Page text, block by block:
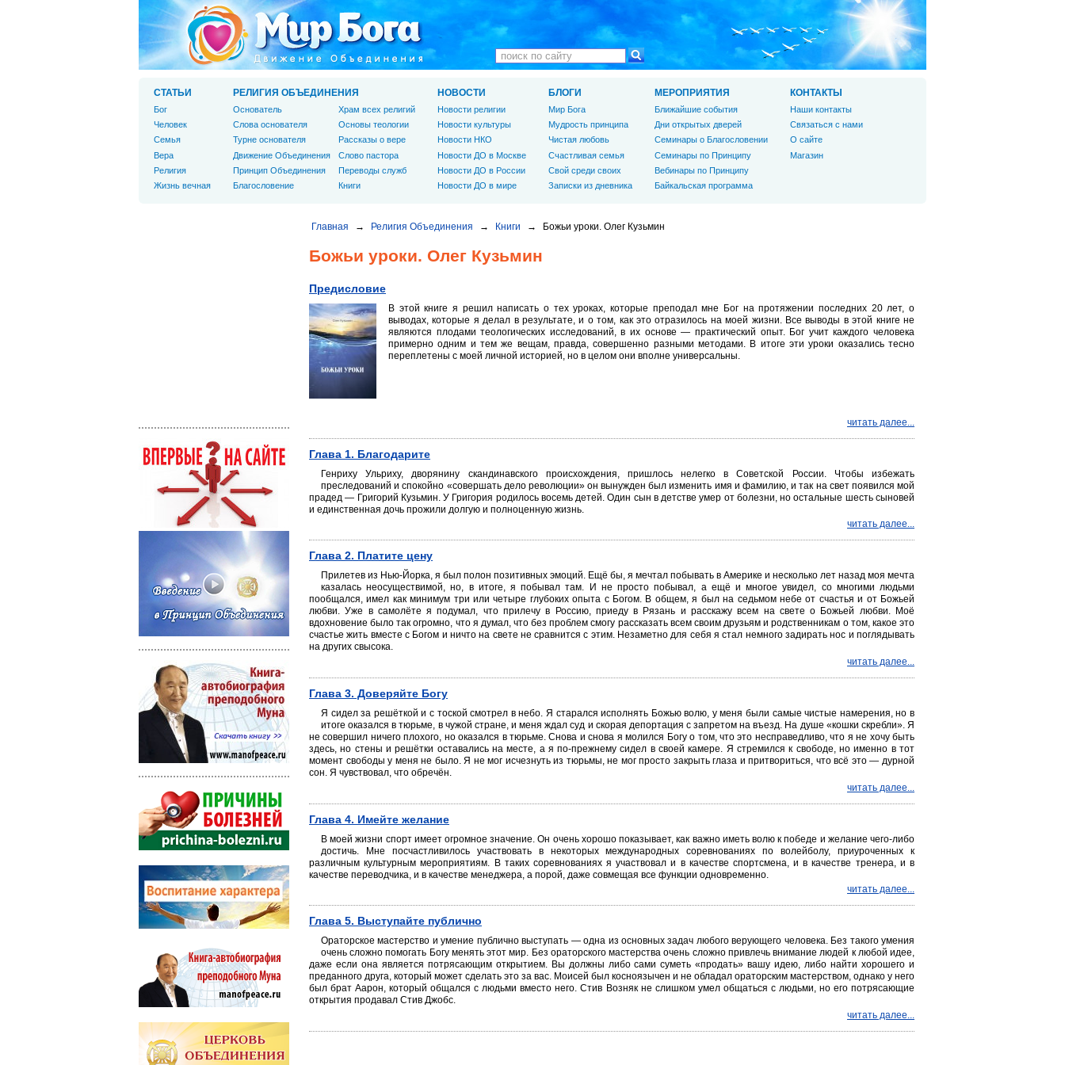
Главная → Религия Объединения → Книги → Божьи уроки. Олег Кузьмин
Божьи уроки. Олег Кузьмин
Предисловие
В этой книге я решил написать о тех уроках, которые преподал мне Бог на протяжении последних 20 лет, о
выводах, которые я делал в результате, и о том, как это отразилось на моей жизни. Все выводы в этой книге не
являются плодами теологических исследований, в их основе — практический опыт. Бог учит каждого человека
примерно одним и тем же вещам, правда, совершенно разными методами. В итоге эти уроки оказались тесно
переплетены с моей личной историей, но в целом они вполне универсальны.
читать далее...
Глава 1. Благодарите
Генриху Ульриху, дворянину скандинавского происхождения, пришлось нелегко в Советской России. Чтобы избежать
преследований и спокойно «совершать дело революции» он вынужден был изменить имя и фамилию, и так на свет появился мой
прадед — Григорий Кузьмин. У Григория родилось восемь детей. Один сын в детстве умер от болезни, но остальные шесть сыновей
и единственная дочь прожили долгую и полноценную жизнь.
читать далее...
Глава 2. Платите цену
Прилетев из Нью-Йорка, я был полон позитивных эмоций. Ещё бы, я мечтал побывать в Америке и несколько лет назад моя мечта
казалась неосуществимой, но, в итоге, я побывал там. И не просто побывал, а ещё и многое увидел, со многими людьми
пообщался, имел как минимум три или четыре глубоких опыта с Богом. В общем, я был на седьмом небе от счастья и от Божьей
любви. Уже в самолёте я подумал, что прилечу в Россию, приеду в Рязань и расскажу всем на свете о Божьей любви. Моё
вдохновение было так огромно, что я думал, что без проблем смогу рассказать всем своим друзьям и родственникам о том, какое это
счастье жить вместе с Богом и ничто на свете не сравнится с этим. Незаметно для себя я стал немного задирать нос и поглядывать
на других свысока.
читать далее...
Глава 3. Доверяйте Богу
Я сидел за решёткой и с тоской смотрел в небо. Я старался исполнять Божью волю, у меня были самые чистые намерения, но в
итоге оказался в тюрьме, в чужой стране, и меня ждал суд и скорая депортация с запретом на въезд. На душе «кошки скребли». Я
не совершил ничего плохого, но оказался в тюрьме. Снова и снова я молился Богу о том, что это несправедливо, что я не хочу быть
здесь, но стены и решётки оставались на месте, а я по-прежнему сидел в своей камере. Я стремился к свободе, но именно в тот
момент свободы у меня не было. Я не мог исчезнуть из тюрьмы, не мог просто закрыть глаза и притвориться, что всё это — дурной
сон. Я чувствовал, что обречён.
читать далее...
Глава 4. Имейте желание
В моей жизни спорт имеет огромное значение. Он очень хорошо показывает, как важно иметь волю к победе и желание чего-либо
достичь. Мне посчастливилось участвовать в некоторых международных соревнованиях по волейболу, приуроченных к
различным культурным мероприятиям. В таких соревнованиях я участвовал и в качестве спортсмена, и в качестве тренера, и в
качестве переводчика, и в качестве менеджера, а порой, даже совмещая все функции одновременно.
читать далее...
Глава 5. Выступайте публично
Ораторское мастерство и умение публично выступать — одна из основных задач любого верующего человека. Без такого умения
очень сложно помогать Богу менять этот мир. Без ораторского мастерства очень сложно привлечь внимание людей к любой идее,
даже если она является потрясающим открытием. Вы должны либо сами суметь «продать» вашу идею, либо найти хорошего и
преданного друга, который может сделать это за вас. Моисей был косноязычен и не обладал ораторским мастерством, однако у него
был брат Аарон, который общался с людьми вместо него. Стив Возняк не слишком умел общаться с людьми, но его потрясающие
открытия продавал Стив Джобс.
читать далее...
СТАТЬИ
Бог
Человек
Cемья
Вера
Религия
Жизнь вечная
РЕЛИГИЯ ОБЪЕДИНЕНИЯ
Основатель
Слова основателя
Турне основателя
Движение Объединения
Принцип Объединения
Благословение
Храм всех религий
Основы теологии
Рассказы о вере
Слово пастора
Переводы служб
Книги
НОВОСТИ
Новости религии
Новости культуры
Новости НКО
Новости ДО в Москве
Новости ДО в России
Новости ДО в мире
БЛОГИ
Мир Бога
Мудрость принципа
Чистая любовь
Счастливая семья
Свой среди своих
Записки из дневника
МЕРОПРИЯТИЯ
Ближайшие события
Дни открытых дверей
Семинары о Благословении
Семинары по Принципу
Вебинары по Принципу
Байкальская программа
КОНТАКТЫ
Наши контакты
Связаться с нами
О сайте
Магазин